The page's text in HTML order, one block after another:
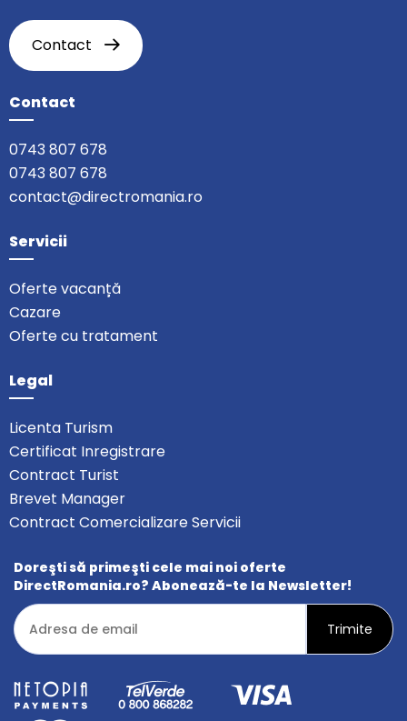
Contact
Contact
0743 807 678
0743 807 678
contact@directromania.ro
Servicii
Oferte vacanță
Cazare
Oferte cu tratament
Legal
Licenta Turism
Certificat Inregistrare
Contract Turist
Brevet Manager
Contract Comercializare Servicii
Doreşti să primeşti cele mai noi oferte
DirectRomania.ro? Abonează-te la Newsletter!